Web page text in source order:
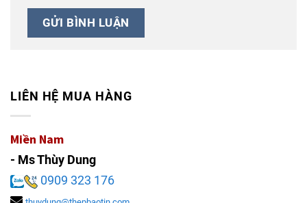
LIÊN HỆ MUA HÀNG
Miền Nam
- Ms Thùy Dung
0909 323 176